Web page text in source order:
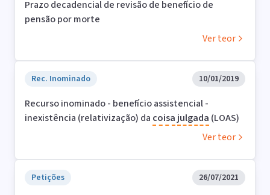
Prazo decadencial de revisão de benefício de
pensão por morte
Ver teor
Rec. Inominado 10/01/2019
Recurso inominado - benefício assistencial -
inexistência (relativização) da coisa julgada (LOAS)
Ver teor
Petições 26/07/2021